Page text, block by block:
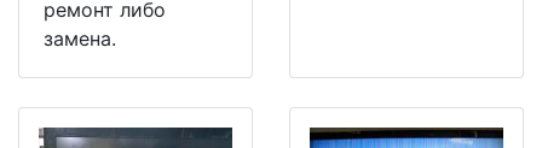
ремонт либо
замена.